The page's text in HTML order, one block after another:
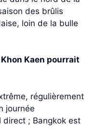
des brûlis
loin de la bulle
Kaen pourrait
régulièrement
journée
direct ; Bangkok est